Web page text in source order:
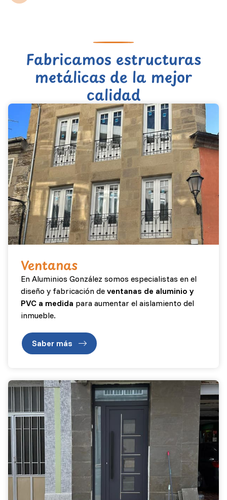
hierroyaluminio electrosoldado.
Fabricamos estructuras
metálicas de la mejor
calidad
Ventanas
En Aluminios González somos especialistas en el
diseño y fabricación de ventanas de aluminio y
PVC a medida para aumentar el aislamiento del
inmueble.
Saber más